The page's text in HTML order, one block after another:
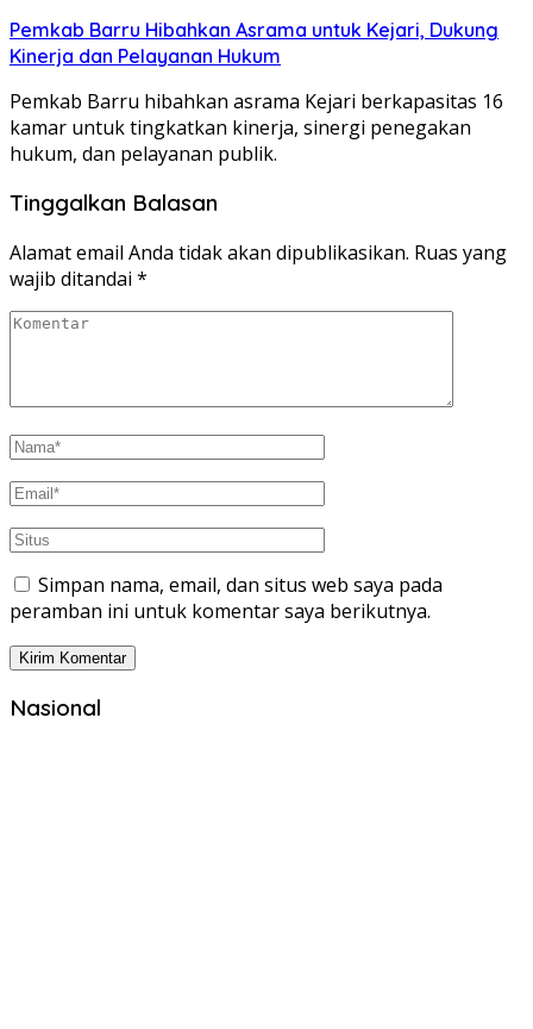
Pemkab Barru Hibahkan Asrama untuk Kejari, Dukung
Kinerja dan Pelayanan Hukum
Pemkab Barru hibahkan asrama Kejari berkapasitas 16
kamar untuk tingkatkan kinerja, sinergi penegakan
hukum, dan pelayanan publik.
Tinggalkan Balasan
Alamat email Anda tidak akan dipublikasikan. Ruas yang
wajib ditandai *
Simpan nama, email, dan situs web saya pada
peramban ini untuk komentar saya berikutnya.
Nasional